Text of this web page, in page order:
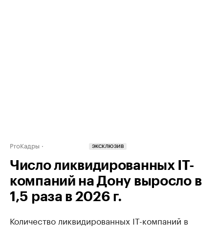
ProКадры ЭКСКЛЮЗИВ
Число ликвидированных IT-
компаний на Дону выросло в
1,5 раза в 2026 г.
Количество ликвидированных IT-компаний в